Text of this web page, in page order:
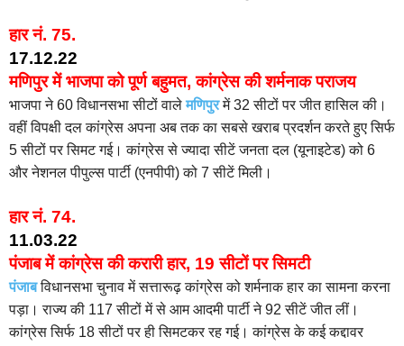
हार नं. 75.
17.12.22
मणिपुर में भाजपा को पूर्ण बहुमत, कांग्रेस की शर्मनाक पराजय
भाजपा ने 60 विधानसभा सीटों वालेमणिपुरमें 32 सीटों पर जीत हासिल की।
वहीं विपक्षी दल कांग्रेस अपना अब तक का सबसे खराब प्रदर्शन करते हुए सिर्फ
5 सीटों पर सिमट गई। कांग्रेस से ज्यादा सीटें जनता दल (यूनाइटेड) को 6
और नेशनल पीपुल्स पार्टी (एनपीपी) को 7 सीटें मिली।
हार नं. 74.
11.03.22
पंजाब में कांग्रेस की करारी हार, 19 सीटों पर सिमटी
पंजाबविधानसभा चुनाव में सत्तारूढ़ कांग्रेस को शर्मनाक हार का सामना करना
पड़ा। राज्य की 117 सीटों में से आम आदमी पार्टी ने 92 सीटें जीत लीं।
कांग्रेस सिर्फ 18 सीटों पर ही सिमटकर रह गई। कांग्रेस के कई कद्दावर